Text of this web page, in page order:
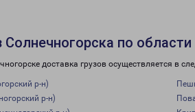
Солнечногорска по области
доставка грузов осуществляется в
р-н)
р-н)